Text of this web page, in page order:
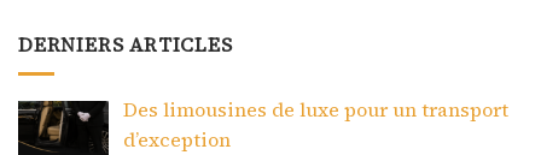
DERNIERS ARTICLES
Des limousines de luxe pour un transport
d’exception